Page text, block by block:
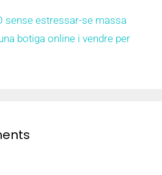
sense estressar-se massa
botiga online i vendre per